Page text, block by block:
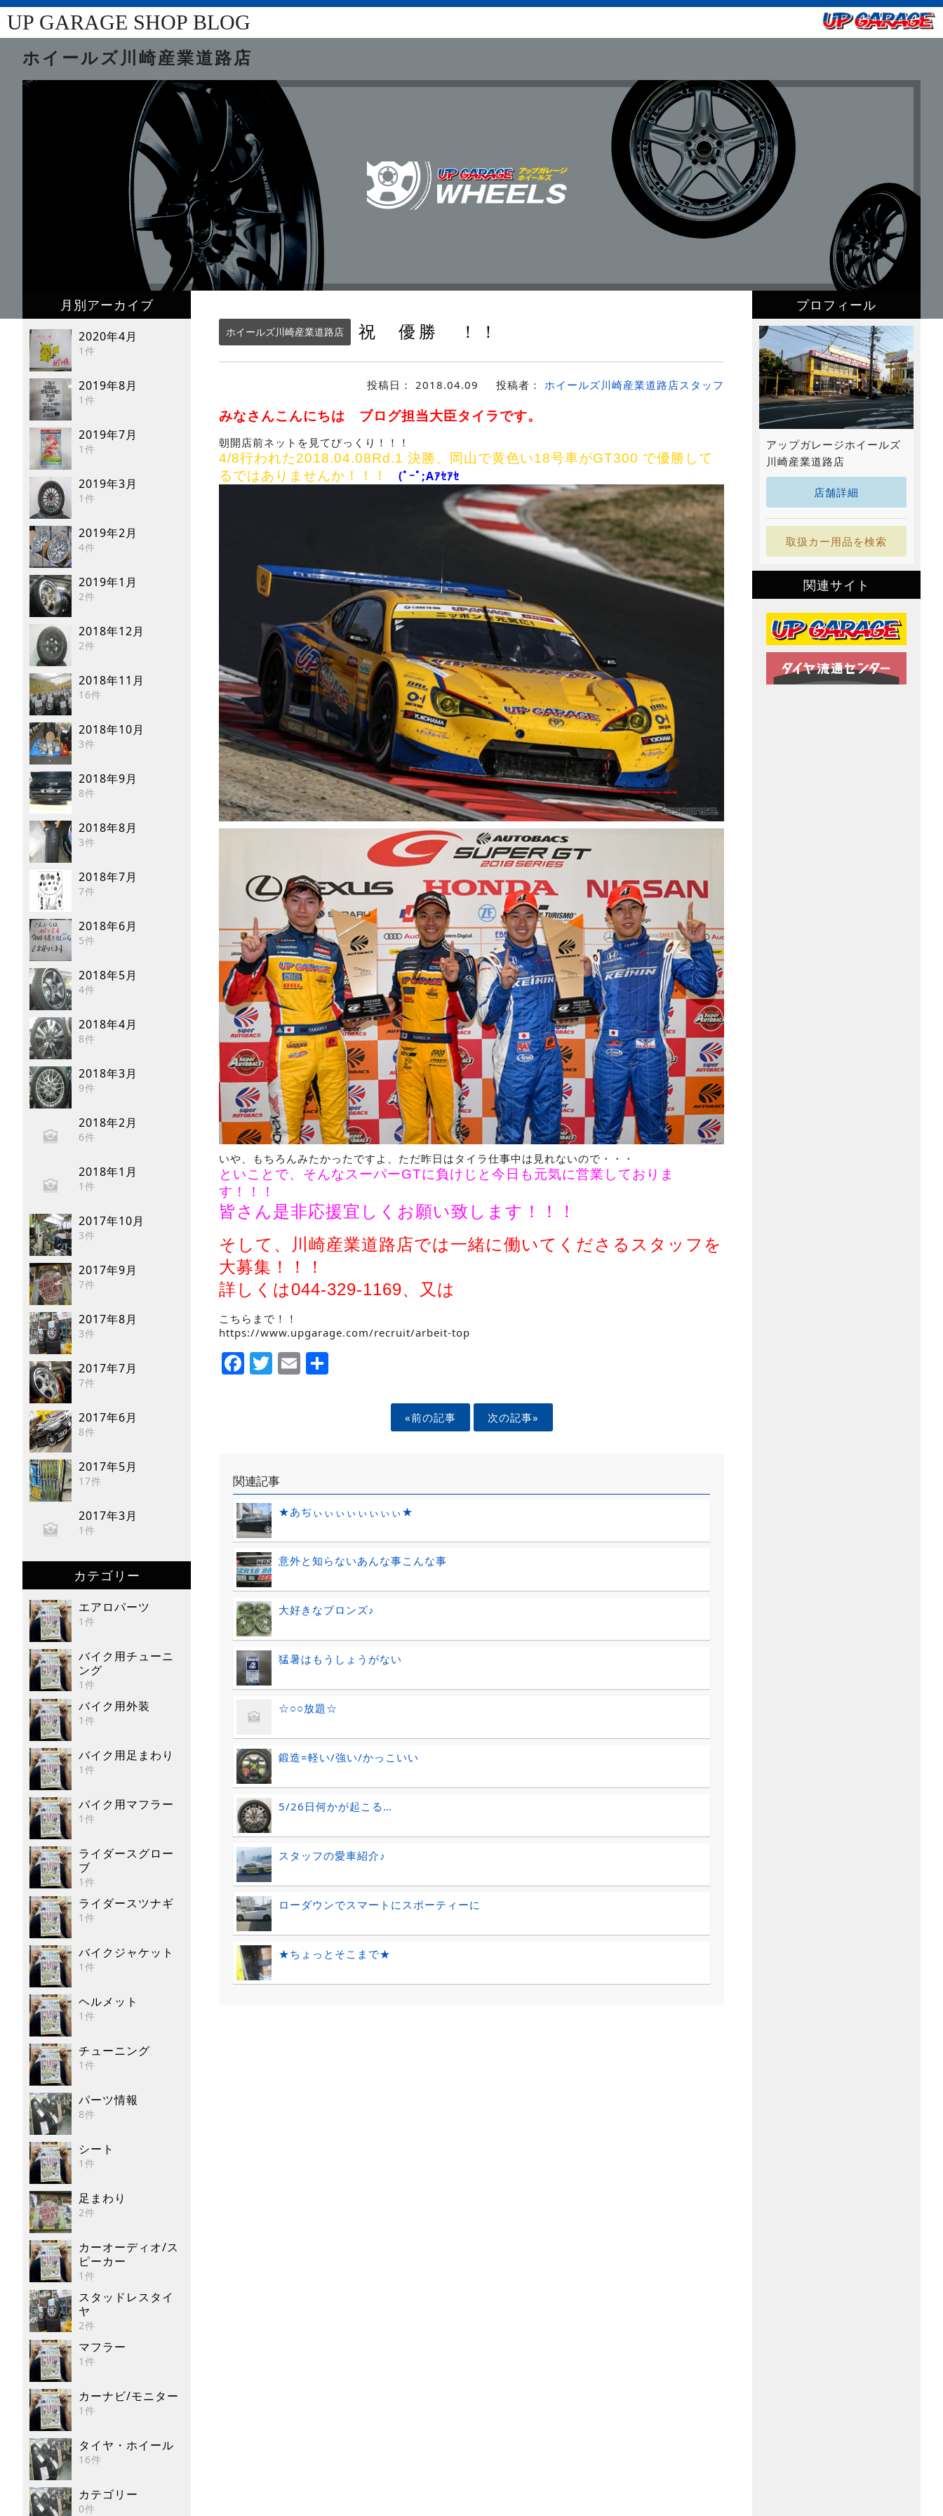
UP GARAGE SHOP BLOG
ホイールズ川崎産業道路店
月別アーカイブ
2020年4月
1件
2019年8月
1件
2019年7月
1件
2019年3月
1件
2019年2月
4件
2019年1月
2件
2018年12月
2件
2018年11月
16件
2018年10月
3件
2018年9月
8件
2018年8月
3件
2018年7月
7件
2018年6月
5件
2018年5月
4件
2018年4月
8件
2018年3月
9件
2018年2月
6件
2018年1月
1件
2017年10月
3件
2017年9月
7件
2017年8月
3件
2017年7月
7件
2017年6月
8件
2017年5月
17件
2017年3月
1件
カテゴリー
エアロパーツ
1件
バイク用チューニ
ング
1件
バイク用外装
1件
バイク用足まわり
1件
バイク用マフラー
1件
ライダースグロー
ブ
1件
ライダースツナギ
1件
バイクジャケット
1件
ヘルメット
1件
チューニング
1件
パーツ情報
8件
シート
1件
足まわり
2件
カーオーディオ/ス
ピーカー
1件
スタッドレスタイ
ヤ
2件
マフラー
1件
カーナビ/モニター
1件
タイヤ・ホイール
16件
カテゴリー
0件
ホイールズ川崎産業道路店 祝 優勝 ！！
投稿日： 2018.04.09 投稿者： ホイールズ川崎産業道路店スタッフ
みなさんこんにちは ブログ担当大臣タイラです。
朝開店前ネットを見てびっくり！！！
4/8行われた2018.04.08Rd.1 決勝、岡山で黄色い18号車がGT300 で優勝して
るではありませんか！！！
(ﾟｰﾟ;Aｱｾｱｾ
いや、もちろんみたかったですよ、ただ昨日はタイラ仕事中は見れないので・・・
といことで、そんなスーパーGTに負けじと今日も元気に営業しておりま
す！！！
皆さん是非応援宜しくお願い致します！！！
そして、川崎産業道路店では一緒に働いてくださるスタッフを
大募集！！！
詳しくは044-329-1169、又は
こちらまで！！
https://www.upgarage.com/recruit/arbeit-top
Facebook
Twitter
Email
«前の記事 次の記事»
関連記事
★あぢぃぃぃぃぃぃぃぃ★
意外と知らないあんな事こんな事
大好きなブロンズ♪
猛暑はもうしょうがない
☆○○放題☆
鍛造=軽い/強い/かっこいい
5/26日何かが起こる…
スタッフの愛車紹介♪
ローダウンでスマートにスポーティーに
★ちょっとそこまで★
プロフィール
アップガレージホイールズ
川崎産業道路店
店舗詳細
取扱カー用品を検索
関連サイト